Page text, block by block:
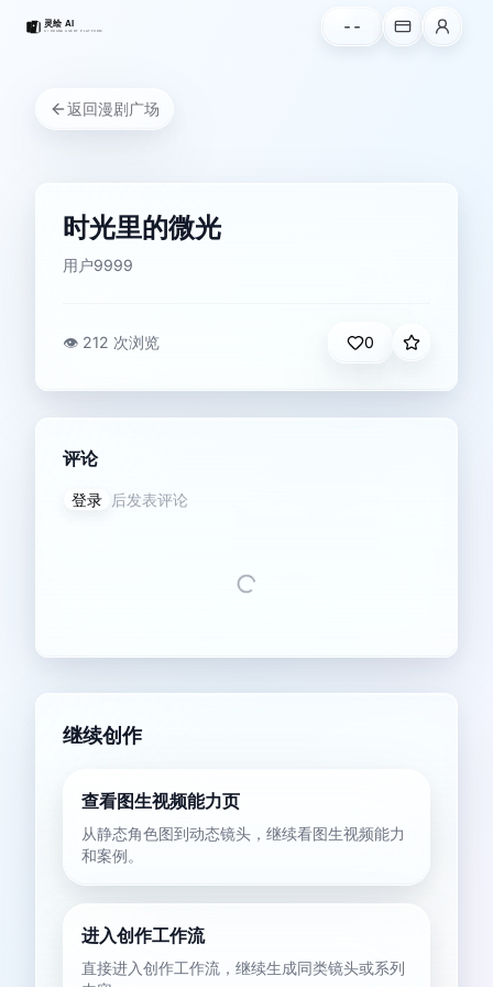
--
返回漫剧广场
时光里的微光
用户9999
👁️ 212 次浏览 0
评论
登录 后发表评论
继续创作
查看图生视频能力页
从静态角色图到动态镜头，继续看图生视频能力
和案例。
进入创作工作流
直接进入创作工作流，继续生成同类镜头或系列